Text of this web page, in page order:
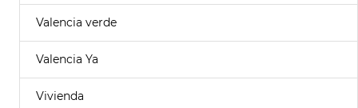
Valencia verde
Valencia Ya
Vivienda